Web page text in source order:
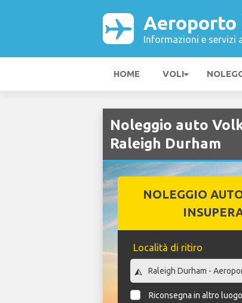
Aeroporto
Informazioni e servizi
HOME VOLI
Noleggio auto
Raleigh Durham
NOLEGGIO
Località di ritiro
Riconsegna in altro luogo